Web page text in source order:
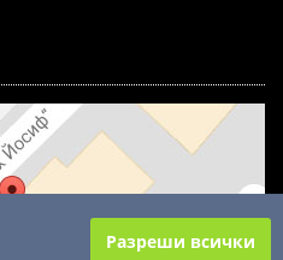
Разреши всички